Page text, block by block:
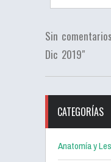
Sin
Dic 2019"
CATEGORÍAS
Anatomía y